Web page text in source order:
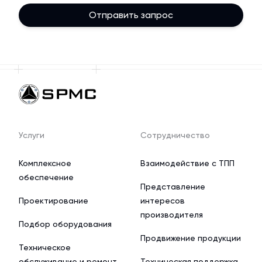
Отправить запрос
Услуги
Комплексное
обеспечение
Проектирование
Подбор оборудования
Техническое
Сотрудничество
Взаимодействие с ТПП
Представление
интересов
производителя
Продвижение продукции